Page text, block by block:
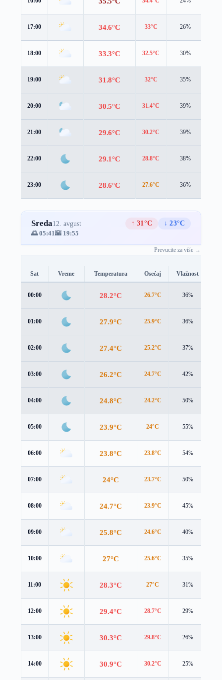
17:00 34.6°C 33°C 26%
18:00 33.3°C 32.5°C 30%
19:00 31.8°C 32°C 35%
20:00 30.5°C 31.4°C 39%
21:00 29.6°C 30.2°C 39%
22:00 29.1°C 28.8°C 38%
23:00 28.6°C 27.6°C 36%
Sreda12. avgust ↑ 31°C
↓ 23°C
🌅 05:41🌇 19:55
Prevucite za više →
Sat Vreme Temperatura Osećaj Vlažnost
00:00 28.2°C 26.7°C 36%
01:00 27.9°C 25.9°C 36%
02:00 27.4°C 25.2°C 37%
03:00 26.2°C 24.7°C 42%
04:00 24.8°C 24.2°C 50%
05:00 23.9°C 24°C 55%
06:00 23.8°C 23.8°C 54%
07:00 24°C 23.7°C 50%
08:00 24.7°C 23.9°C 45%
09:00 25.8°C 24.6°C 40%
10:00 27°C 25.6°C 35%
11:00 28.3°C 27°C 31%
12:00 29.4°C 28.7°C 29%
13:00 30.3°C 29.8°C 26%
14:00 30.9°C 30.2°C 25%